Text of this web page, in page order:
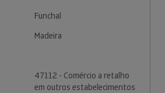
Funchal
Madeira
47112 - Comércio a retalho
em outros estabelecimentos